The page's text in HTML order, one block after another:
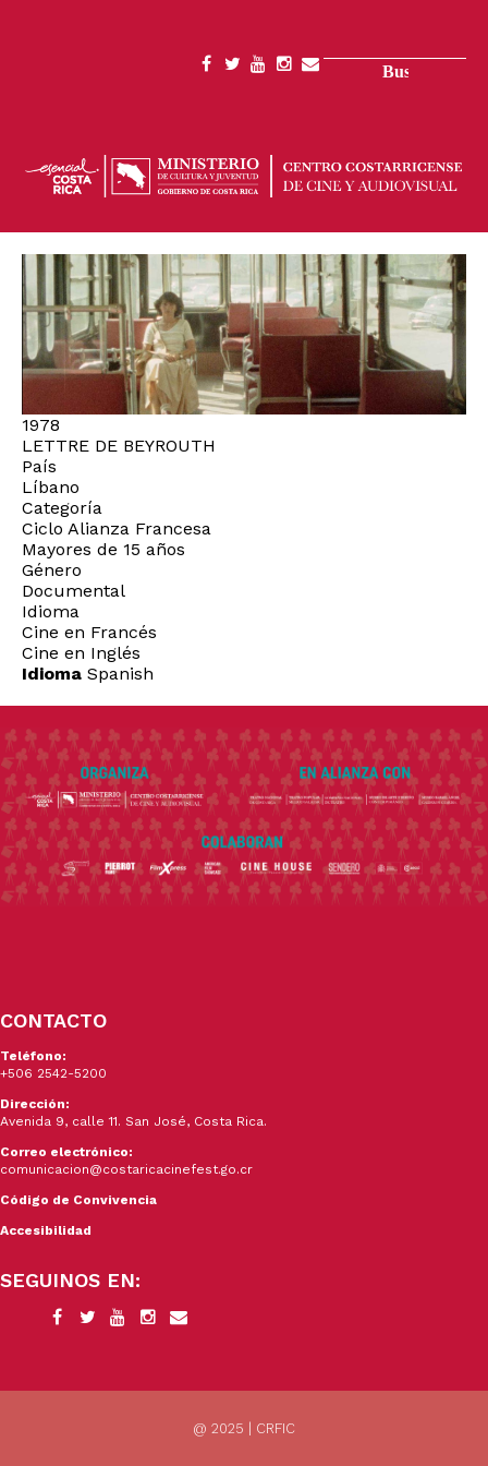
SOCIAL
1978
LETTRE DE BEYROUTH
País
Líbano
Categoría
Ciclo Alianza Francesa
Mayores de 15 años
Género
Documental
Idioma
Cine en Francés
Cine en Inglés
Idioma Spanish
CONTACTO
Teléfono:
+506 2542-5200
Dirección:
Avenida 9, calle 11. San José, Costa Rica.
Correo electrónico:
comunicacion@costaricacinefest.go.cr
Código de Convivencia
Accesibilidad
SEGUINOS EN:
@ 2025 | CRFIC